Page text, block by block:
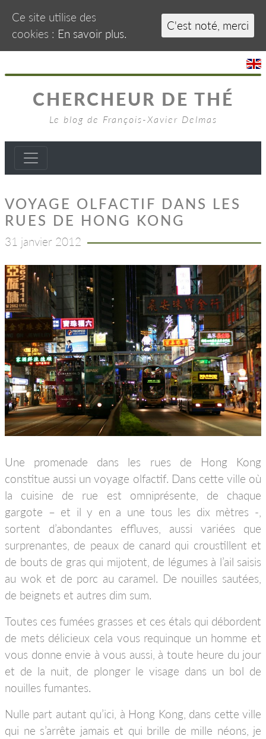
CHERCHEUR DE THÉ
Le blog de François-Xavier Delmas
VOYAGE OLFACTIF DANS LES
RUES DE HONG KONG
31 janvier 2012
Une promenade dans les rues de Hong Kong
constitue aussi un voyage olfactif. Dans cette ville où
la cuisine de rue est omniprésente, de chaque
gargote – et il y en a une tous les dix mètres -,
sortent d’abondantes effluves, aussi variées que
surprenantes, de peaux de canard qui croustillent et
de bouts de gras qui mijotent, de légumes à l’ail saisis
au wok et de porc au caramel. De nouilles sautées,
de beignets et autres dim sum.
Toutes ces fumées grasses et ces étals qui débordent
de mets délicieux cela vous requinque un homme et
vous donne envie à vous aussi, à toute heure du jour
et de la nuit, de plonger le visage dans un bol de
nouilles fumantes.
Nulle part autant qu’ici, à Hong Kong, dans cette ville
qui ne s’arrête jamais et qui brille de mille néons, je
Ce site utilise des
cookies : En savoir plus.
C'est noté, merci